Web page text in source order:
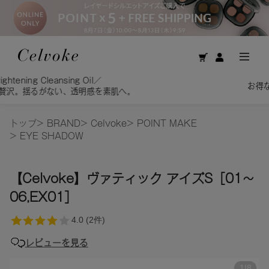
お得な定期購入コースはこちら
トップ> BRAND> Celvoke> POINT MAKE
> EYE SHADOW
【Celvoke】ヴァティック アイズS［01～
06,EX01］
レビューを見る